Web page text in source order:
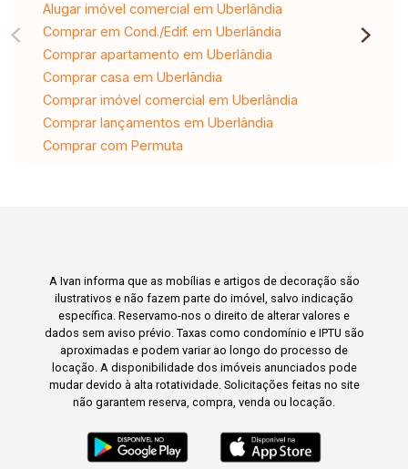
Alugar imóvel comercial em Uberlândia
Comprar em Cond./Edif. em Uberlândia
Comprar apartamento em Uberlândia
Comprar casa em Uberlândia
Comprar imóvel comercial em Uberlândia
Comprar lançamentos em Uberlândia
Comprar com Permuta
A Ivan informa que as mobílias e artigos de decoração são
ilustrativos e não fazem parte do imóvel, salvo indicação
específica. Reservamo-nos o direito de alterar valores e
dados sem aviso prévio. Taxas como condomínio e IPTU são
aproximadas e podem variar ao longo do processo de
locação. A disponibilidade dos imóveis anunciados pode
mudar devido à alta rotatividade. Solicitações feitas no site
não garantem reserva, compra, venda ou locação.